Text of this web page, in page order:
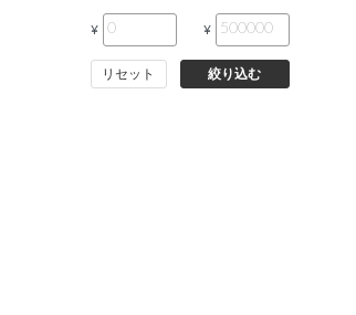
その他ペット用品
小動物・鳥フード
¥ ¥
リセット 絞り込む